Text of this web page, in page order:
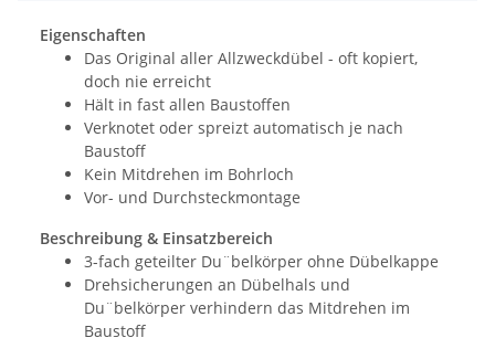
Eigenschaften
Das Original aller Allzweckdübel - oft kopiert,
doch nie erreicht
Hält in fast allen Baustoffen
Verknotet oder spreizt automatisch je nach
Baustoff
Kein Mitdrehen im Bohrloch
Vor- und Durchsteckmontage
Beschreibung & Einsatzbereich
3-fach geteilter Du¨belkörper ohne Dübelkappe
Drehsicherungen an Dübelhals und
Du¨belkörper verhindern das Mitdrehen im
Baustoff